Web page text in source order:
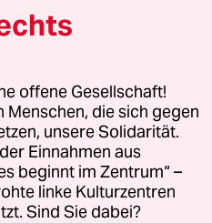
offene Gesellschaft!
die sich gegen
unsere Solidarität.
Einnahmen aus
beginnt im Zentrum“ –
linke Kulturzentren
Sind Sie dabei?